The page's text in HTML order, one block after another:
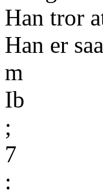
Han tror
Han er
m
Ib
;
7
: